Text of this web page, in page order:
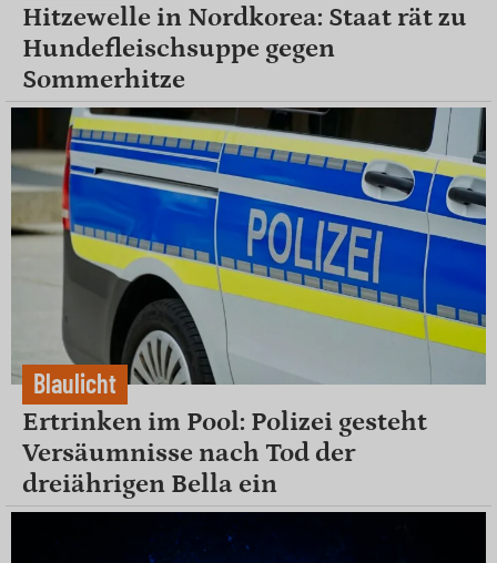
Hitzewelle in Nordkorea: Staat rät zu
Hundefleischsuppe gegen
Sommerhitze
Blaulicht
Ertrinken im Pool: Polizei gesteht
Versäumnisse nach Tod der
dreiährigen Bella ein